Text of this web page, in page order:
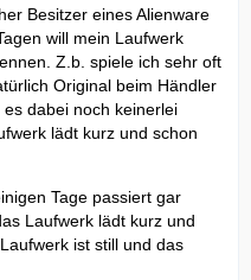
Besitzer eines Alienware
will mein Laufwerk
Z.b. spiele ich sehr oft
Original beim Händler
dabei noch keinerlei
lädt kurz und schon
Tage passiert gar
Laufwerk lädt kurz und
ist still und das